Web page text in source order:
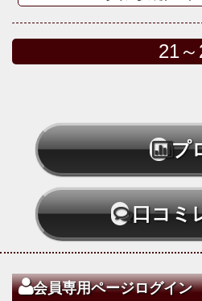
21
プ
口コミ
会員専用ページログイン